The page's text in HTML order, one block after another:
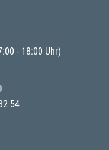
- 18:00 Uhr)
54